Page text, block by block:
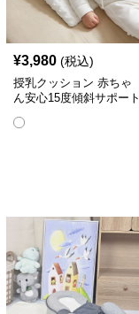
¥3,980 (税込)
授乳クッション 赤ちゃ
ん安心15度傾斜サポート